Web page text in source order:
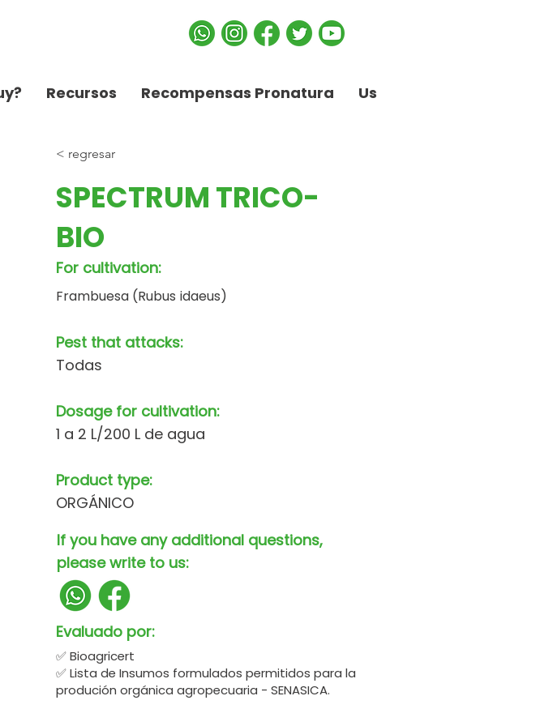
Recursos Recompensas Pronatura Us
< regresar
SPECTRUM TRICO-
BIO
For cultivation:
Frambuesa (Rubus idaeus)
Pest that attacks:
Todas
Dosage for cultivation:
1 a 2 L/200 L de agua
Product type:
ORGÁNICO
If you have any additional questions,
please write to us:
Evaluado por:
✅ Bioagricert
✅ Lista de Insumos formulados permitidos para la
produción orgánica agropecuaria - SENASICA.